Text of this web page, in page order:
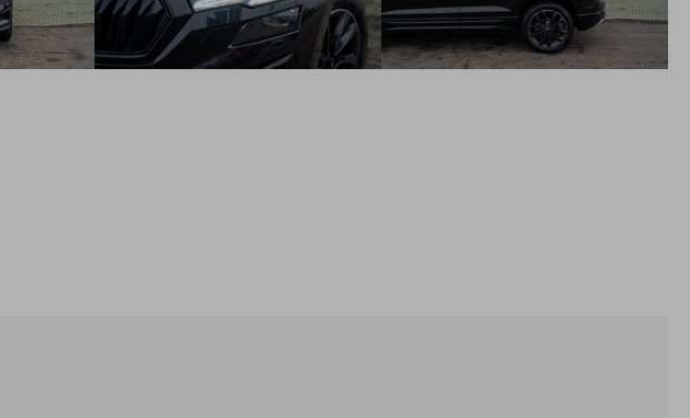
tempomat do
režimu
pruhu
s aero krytmi
špecifický dizajn nárazníkov Sportline a dekoračné prahové
lišty
strešný nosič čierny, lesklý